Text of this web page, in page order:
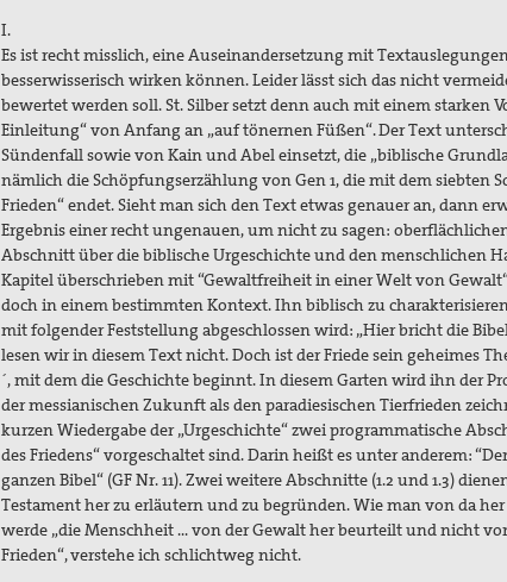
I.
Es ist recht misslich, eine Auseinandersetzung mit
besserwisserisch wirken können. Leider lässt sich das nicht
bewertet werden soll. St. Silber setzt denn auch mit einem starken
Einleitung“ von Anfang an „auf tönernen Füßen“. Der Text
Sündenfall sowie von Kain und Abel einsetzt, die „biblische
nämlich die Schöpfungserzählung von Gen 1, die mit dem siebten
Frieden“ endet. Sieht man sich den Text etwas genauer an, dann
Ergebnis einer recht ungenauen, um nicht zu sagen:
Abschnitt über die biblische Urgeschichte und den menschlichen
Kapitel überschrieben mit “Gewaltfreiheit in einer Welt von
doch in einem bestimmten Kontext. Ihn biblisch zu
mit folgender Feststellung abgeschlossen wird: „Hier bricht die
lesen wir in diesem Text nicht. Doch ist der Friede sein geheimes
´, mit dem die Geschichte beginnt. In diesem Garten wird ihn der
der messianischen Zukunft als den paradiesischen Tierfrieden
kurzen Wiedergabe der „Urgeschichte“ zwei programmatische
des Friedens“ vorgeschaltet sind. Darin heißt es unter anderem:
ganzen Bibel“ (GF Nr. 11). Zwei weitere Abschnitte (1.2 und 1.3)
Testament her zu erläutern und zu begründen. Wie man von da
werde „die Menschheit … von der Gewalt her beurteilt und nicht
Frieden“, verstehe ich schlichtweg nicht.